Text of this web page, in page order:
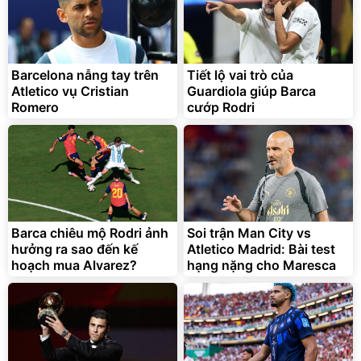
Cecila Offical Store
Vali Bamozo Khung Nhôm
9066 Size 20/24/28 Cao
Cấp
1.000.000đ
825.000 đ
Flash Sale
Lót ghế ôtô, nâng lưng
chống nóng giúp thoải mái
trong di chuyển
295.000đ
Đã bán nhiều
Barcelona nẫng tay trên
Atletico vụ Cristian
Romero
Tiết lộ vai trò của
Guardiola giúp Barca
cướp Rodri
Barca chiêu mộ Rodri ảnh
hưởng ra sao đến kế
hoạch mua Alvarez?
Soi trận Man City vs
Atletico Madrid: Bài test
hạng nặng cho Maresca